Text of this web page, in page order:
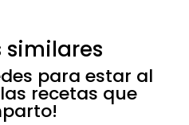
similares
para estar al
recetas que